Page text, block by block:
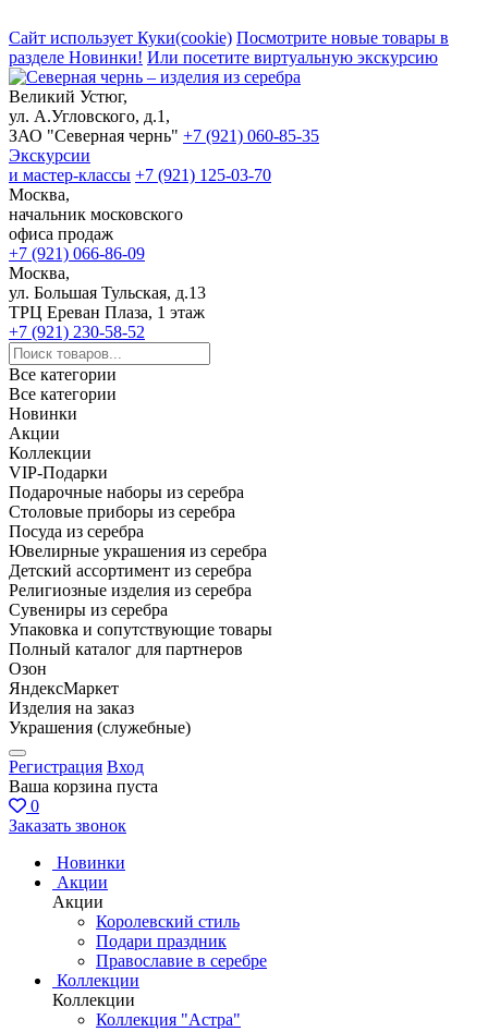
Сайт использует Куки(cookie) Посмотрите новые товары в
разделе Новинки! Или посетите виртуальную экскурсию
Великий Устюг,
ул. А.Угловского, д.1,
ЗАО "Северная чернь" +7 (921) 060-85-35
Экскурсии
и мастер-классы +7 (921) 125-03-70
Москва,
начальник московского
офиса продаж
+7 (921) 066-86-09
Москва,
ул. Большая Тульская, д.13
ТРЦ Ереван Плаза, 1 этаж
+7 (921) 230-58-52
Все категории
Все категории
Новинки
Акции
Коллекции
VIP-Подарки
Подарочные наборы из серебра
Столовые приборы из серебра
Посуда из серебра
Ювелирные украшения из серебра
Детский ассортимент из серебра
Религиозные изделия из серебра
Сувениры из серебра
Упаковка и сопутствующие товары
Полный каталог для партнеров
Озон
ЯндексМаркет
Изделия на заказ
Украшения (служебные)
Регистрация Вход
Ваша корзина пуста
0
Заказать звонок
Новинки
Акции
Акции
Королевский стиль
Подари праздник
Православие в серебре
Коллекции
Коллекции
Коллекция "Астра"